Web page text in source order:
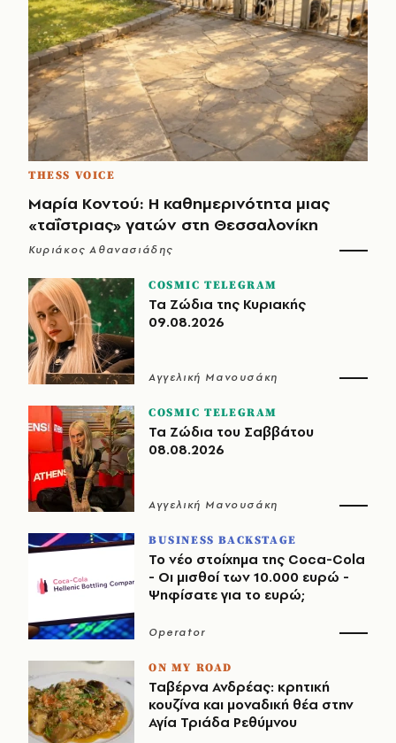
THESS VOICE
Μαρία Κοντού: Η καθημερινότητα μιας
«ταΐστριας» γατών στη Θεσσαλονίκη
Κυριάκος Αθανασιάδης
COSMIC TELEGRAM
Τα Ζώδια της Κυριακής
09.08.2026
Αγγελική Μανουσάκη
COSMIC TELEGRAM
Τα Ζώδια του Σαββάτου
08.08.2026
Αγγελική Μανουσάκη
BUSINESS BACKSTAGE
Το νέο στοίχημα της Coca-Cola
- Οι μισθοί των 10.000 ευρώ -
Ψηφίσατε για το ευρώ;
Operator
ON MY ROAD
Ταβέρνα Ανδρέας: κρητική
κουζίνα και μοναδική θέα στην
Αγία Τριάδα Ρεθύμνου